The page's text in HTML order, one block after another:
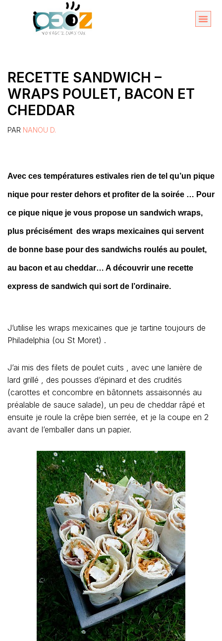
RECETTE SANDWICH –
WRAPS POULET, BACON ET
CHEDDAR
PAR NANOU D.
Avec ces températures estivales rien de tel qu’un pique
nique pour rester dehors et profiter de la soirée … Pour
ce pique nique je vous propose un sandwich wraps,
plus précisément des wraps mexicaines qui servent
de bonne base pour des sandwichs roulés au poulet,
au bacon et au cheddar… A découvrir une recette
express de sandwich qui sort de l’ordinaire.
J’utilise les wraps mexicaines que je tartine toujours de
Philadelphia (ou St Moret) .
J’ai mis des filets de poulet cuits , avec une lanière de
lard grillé , des pousses d’épinard et des crudités
(carottes et concombre en bâtonnets assaisonnés au
préalable de sauce salade), un peu de cheddar râpé et
ensuite je roule la crêpe bien serrée, et je la coupe en 2
avant de l’emballer dans un papier.